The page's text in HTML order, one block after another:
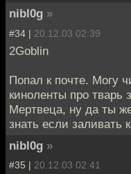
nibl0g »
#34 | 20.12.03 02:39
2Goblin
Попал к почте. Могу
киноленты про тварь
Мертвеца, ну да ты
знать если
nibl0g »
#35 | 20.12.03 02:41